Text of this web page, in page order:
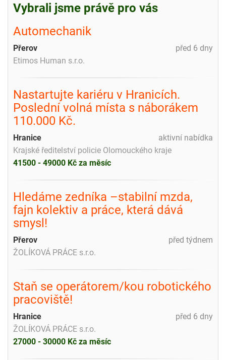
Vybrali jsme právě pro vás
Automechanik
před 6 dny
Přerov
Etimos Human s.r.o.
Nastartujte kariéru v Hranicích.
Poslední volná místa s náborákem
110.000 Kč.
aktivní nabídka
Hranice
Krajské ředitelství policie Olomouckého kraje
41500 - 49000 Kč za měsíc
Hledáme zedníka –stabilní mzda,
fajn kolektiv a práce, která dává
smysl!
před týdnem
Přerov
ŽOLÍKOVÁ PRÁCE s.r.o.
Staň se operátorem/kou robotického
pracoviště!
před 6 dny
Hranice
ŽOLÍKOVÁ PRÁCE s.r.o.
27000 - 30000 Kč za měsíc